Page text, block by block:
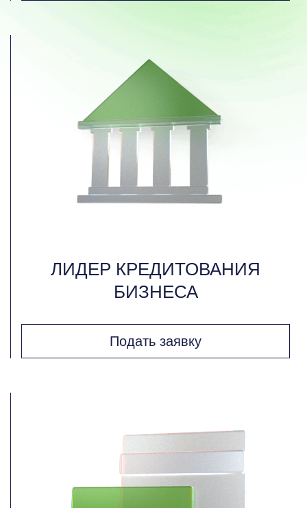
ЛИДЕР КРЕДИТОВАНИЯ
БИЗНЕСА
Подать заявку